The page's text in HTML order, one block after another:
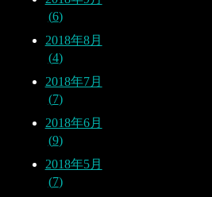
6
2018年8月
4
2018年7月
7
2018年6月
9
2018年5月
7